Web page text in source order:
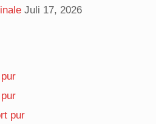
Juli 17, 2026
pur